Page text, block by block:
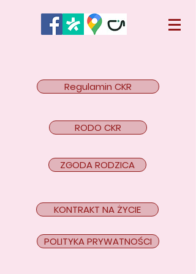
Regulamin CKR
RODO CKR
ZGODA RODZICA
KONTRAKT NA ŻYCIE
POLITYKA PRYWATNOŚCI